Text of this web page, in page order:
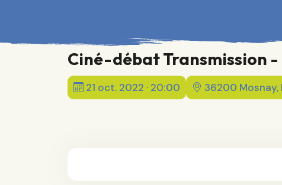
Ciné-débat Transmission -
21 oct. 2022 · 20:00 36200 Mosnay,